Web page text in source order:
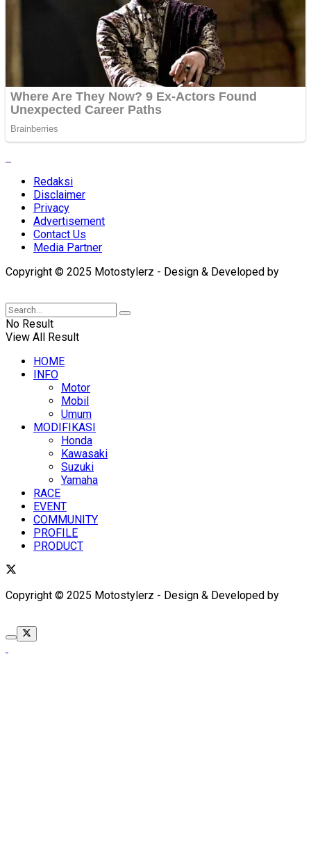
Redaksi
Disclaimer
Privacy
Advertisement
Contact Us
Media Partner
Copyright © 2025 Motostylerz - Design & Developed by
No Result
View All Result
HOME
INFO
Motor
Mobil
Umum
MODIFIKASI
Honda
Kawasaki
Suzuki
Yamaha
RACE
EVENT
COMMUNITY
PROFILE
PRODUCT
Copyright © 2025 Motostylerz - Design & Developed by